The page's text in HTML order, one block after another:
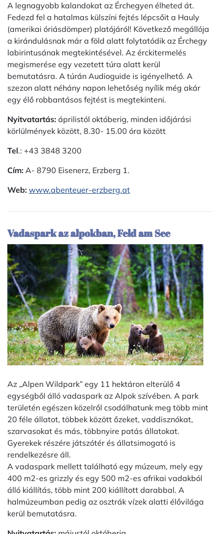
A legnagyobb kalandokat az Érchegyen élheted át.
Fedezd fel a hatalmas külszíni fejtés lépcsőit a Hauly
(amerikai óriásdömper) platójáról! Következő megállója
a kirándulásnak már a föld alatt folytatódik az Érchegy
labirintusának megtekintésével. Az érckitermelés
megismerése egy vezetett túra alatt kerül
bemutatásra. A túrán Audioguide is igényelhető. A
szezon alatt néhány napon lehetőség nyílik még akár
egy élő robbantásos fejtést is megtekinteni.
Nyitvatartás: áprilistól októberig, minden időjárási
körlülmények között, 8.30- 15.00 óra között
Tel.: +43 3848 3200
Cím: A- 8790 Eisenerz, Erzberg 1.
Web: www.abenteuer-erzberg.at
Vadaspark az alpokban, Feld am See
Az „Alpen Wildpark” egy 11 hektáron elterülő 4
egységből álló vadaspark az Alpok szívében. A park
területén egészen közelről csodálhatunk meg több mint
20 féle állatot, többek között őzeket, vaddisznókat,
szarvasokat és más, többnyire patás állatokat.
Gyerekek részére játszótér és állatsimogató is
rendelkezésre áll.
A vadaspark mellett található egy múzeum, mely egy
400 m2-es grizzly és egy 500 m2-es afrikai vadakból
álló kiállítás, több mint 200 kiállított darabbal. A
halmúzeumban pedig az osztrák vízek alatti élővilága
kerül bemutatásra.